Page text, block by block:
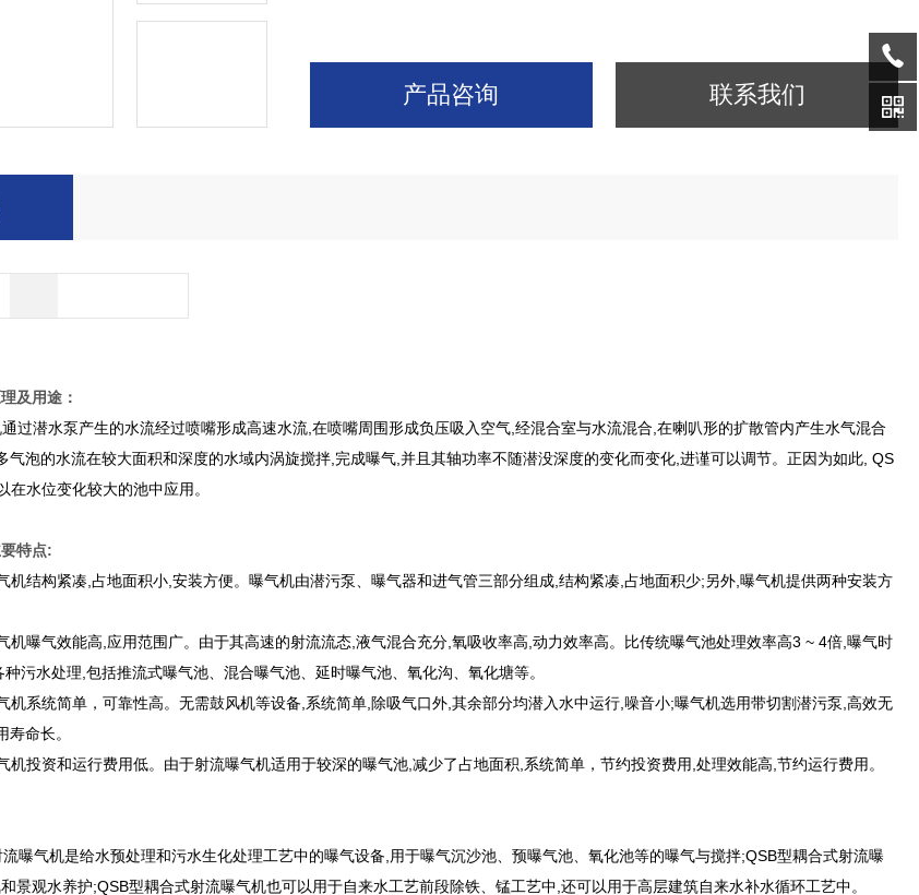
产品咨询 联系我们
及用途：
过潜水泵产生的水流经过喷嘴形成高速水流,在喷嘴周围形成负压吸入空气,经混合室与水流混合,在喇叭形的扩散管内产生水气混合
气泡的水流在较大面积和深度的水域内涡旋搅拌,完成曝气,并且其轴功率不随潜没深度的变化而变化,进谨可以调节。正因为如此, QS
在水位变化较大的池中应用。
特点:
机结构紧凑,占地面积小,安装方便。曝气机由潜污泵、曝气器和进气管三部分组成,结构紧凑,占地面积少;另外,曝气机提供两种安装方
机曝气效能高,应用范围广。由于其高速的射流流态,液气混合充分,氧吸收率高,动力效率高。比传统曝气池处理效率高3 ~ 4倍,曝气时
污水处理,包括推流式曝气池、混合曝气池、延时曝气池、氧化沟、氧化塘等。
机系统简单，可靠性高。无需鼓风机等设备,系统简单,除吸气口外,其余部分均潜入水中运行,噪音小;曝气机选用带切割潜污泵,高效无
命长。
机投资和运行费用低。由于射流曝气机适用于较深的曝气池,减少了占地面积,系统简单，节约投资费用,处理效能高,节约运行费用。
曝气机是给水预处理和污水生化处理工艺中的曝气设备,用于曝气沉沙池、预曝气池、氧化池等的曝气与搅拌;QSB型耦合式射流曝
景观水养护;QSB型耦合式射流曝气机也可以用于自来水工艺前段除铁、锰工艺中,还可以用于高层建筑自来水补水循环工艺中。